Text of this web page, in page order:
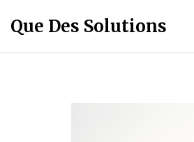
Que Des Solutions